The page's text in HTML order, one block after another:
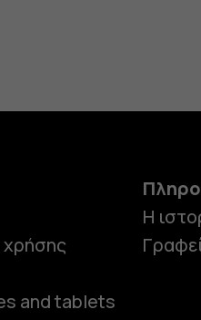
and tablets
Η